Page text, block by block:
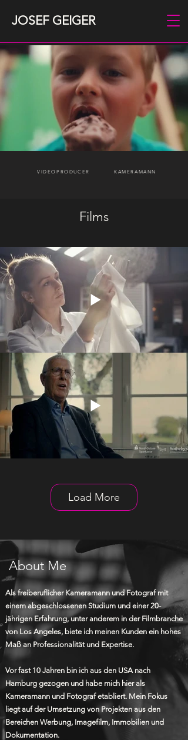
JOSEF GEIGER
VIDEOPRODUCER KAMERAMANN
Films
Load More
About Me
Als freiberuflicher Kameramann und Fotograf mit
einem abgeschlossenen Studium und einer 20-
jährigen Erfahrung, unter anderem in der Filmbranche
von Los Angeles, biete ich meinen Kunden ein hohes
Maß an Professionalität und Expertise.
Vor fast 10 Jahren bin ich aus den USA nach
Hamburg gezogen und habe mich hier als
Kameramann und Fotograf etabliert. Mein Fokus
liegt auf der Umsetzung von Projekten aus den
Bereichen Werbung, Imagefilm, Immobilien und
Dokumentation.